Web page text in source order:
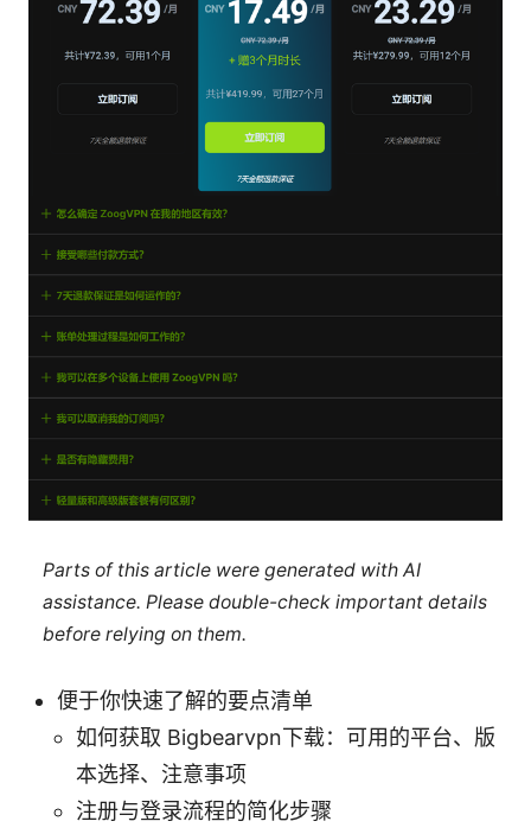
Parts of this article were generated with AI
assistance. Please double-check important details
before relying on them.
便于你快速了解的要点清单
如何获取 Bigbearvpn下载：可用的平台、版
本选择、注意事项
注册与登录流程的简化步骤